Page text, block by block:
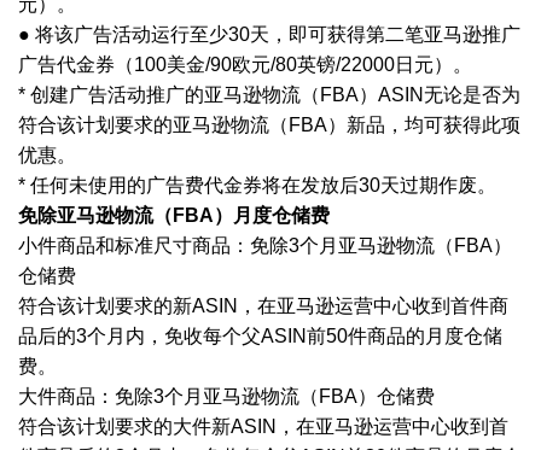
元）。
● 将该广告活动运行至少30天，即可获得第二笔亚马逊推广
广告代金券（100美金/90欧元/80英镑/22000日元）。
* 创建广告活动推广的亚马逊物流（FBA）ASIN无论是否为
符合该计划要求的亚马逊物流（FBA）新品，均可获得此项
优惠。
* 任何未使用的广告费代金券将在发放后30天过期作废。
免除亚马逊物流（ FBA）月度仓储费
小件商品和标准尺寸商品：免除3个月亚马逊物流（FBA）
仓储费
符合该计划要求的新ASIN，在亚马逊运营中心收到首件商
品后的3个月内，免收每个父ASIN前50件商品的月度仓储
费。
大件商品：免除3个月亚马逊物流（FBA）仓储费
符合该计划要求的大件新ASIN，在亚马逊运营中心收到首